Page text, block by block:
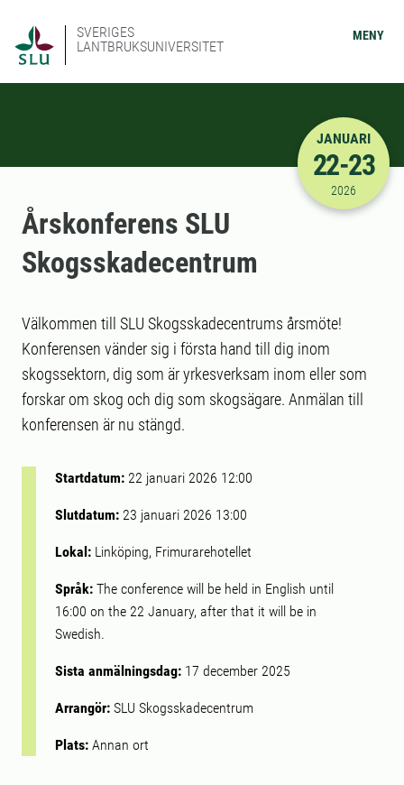
SVERIGES
LANTBRUKSUNIVERSITET
MENY
2026-01-
JANUARI
22-23
2026
Årskonferens SLU
Skogsskadecentrum
Välkommen till SLU Skogsskadecentrums årsmöte!
Konferensen vänder sig i första hand till dig inom
skogssektorn, dig som är yrkesverksam inom eller som
forskar om skog och dig som skogsägare. Anmälan till
konferensen är nu stängd.
Startdatum: 22 januari 2026 12:00
Slutdatum: 23 januari 2026 13:00
Lokal: Linköping, Frimurarehotellet
Språk: The conference will be held in English until
16:00 on the 22 January, after that it will be in
Swedish.
Sista anmälningsdag: 17 december 2025
Arrangör: SLU Skogsskadecentrum
Plats: Annan ort